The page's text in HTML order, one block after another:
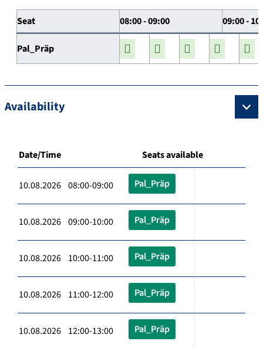
Seat 08:00 - 09:00 09:00 -
Pal_Präp
Availability
Date/Time Seats available
10.08.2026 08:00-09:00 Pal_Präp
10.08.2026 09:00-10:00 Pal_Präp
10.08.2026 10:00-11:00 Pal_Präp
10.08.2026 11:00-12:00 Pal_Präp
10.08.2026 12:00-13:00 Pal_Präp